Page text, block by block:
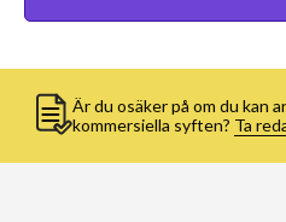
Är du osäker på om du kan
kommersiella syften? Ta